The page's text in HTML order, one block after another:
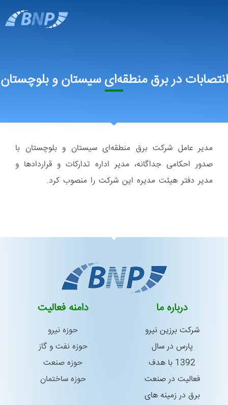
انتصابات در برق منطقه‌ای سیستان و بلوچستان
مدیر عامل شرکت برق منطقه‌ای سیستان و بلوچستان با
صدور احکامی جداگانه، مدیر اداره تدارکات و قرارداد‌ها و
مدیر دفتر هیئت مدیره این شرکت را منصوب کرد.
درباره ما
شركت برزین نیرو
پارس در سال
1392 با هدف
فعالیت در صنعت
برق در زمینه های
دامنه فعالیت
حوزه نیرو
حوزه نفت و گاز
حوزه صنعت
حوزه ساختمان